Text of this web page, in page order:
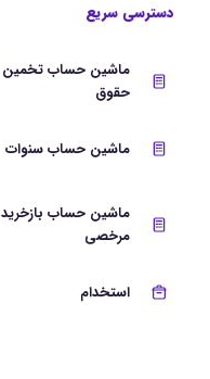
دسترسی سریع
ماشین حساب تخمین
حقوق
ماشین حساب سنوات
ماشین حساب بازخرید
مرخصی
استخدام